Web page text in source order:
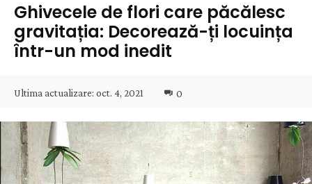
Ghivecele de flori care păcălesc
gravitația: Decorează-ți locuința
într-un mod inedit
Ultima actualizare: oct. 4, 2021 0